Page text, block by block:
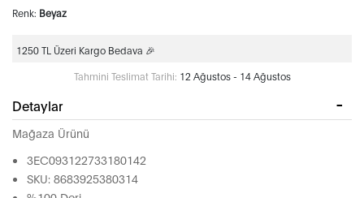
Renk: Beyaz
1250 TL Üzeri Kargo Bedava 🎉
Tahmini Teslimat Tarihi: 12 Ağustos - 14 Ağustos
Detaylar
Mağaza Ürünü
3EC093122733180142
SKU: 8683925380314